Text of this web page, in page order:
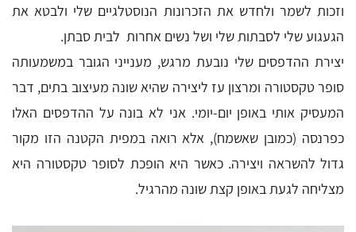
וזכות לשמר ולחדש את הזכרונות הנוסטלגיים שלי ולבטא את
הגעגוע שלי לסבתות שלי ושל נשים אחרות לבית סבתן.
יצירת ההדפסים שלי נובעת מרגש, מענייני הגובר במשמעותה
סופר טקסטורה ומרצון עז ליצירה שהיא שונה מעיצוב בתים, דבר
המעסיק אותי באופן יום-יומי. אני לא בונה על ההדפסים האלו
כפרנסה (כמובן שאשמח), אלא רואה במפית הקטנה הזו מקור
גדול להשראה ויצירה. כאשר היא הופכת לסופר טקסטורה היא
מצליחה לגעת באופן קצת שונה מהרגיל.